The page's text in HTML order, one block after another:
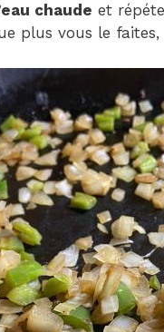
chaude et
plus vous le